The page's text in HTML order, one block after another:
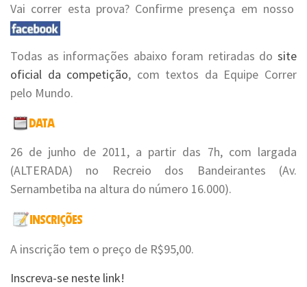
Vai correr esta prova? Confirme presença em nosso
Todas as informações abaixo foram retiradas do site
oficial da competição, com textos da Equipe Correr
pelo Mundo.
26 de junho de 2011, a partir das 7h, com largada
(ALTERADA) no Recreio dos Bandeirantes (Av.
Sernambetiba na altura do número 16.000).
A inscrição tem o preço de R$95,00.
Inscreva-se neste link!